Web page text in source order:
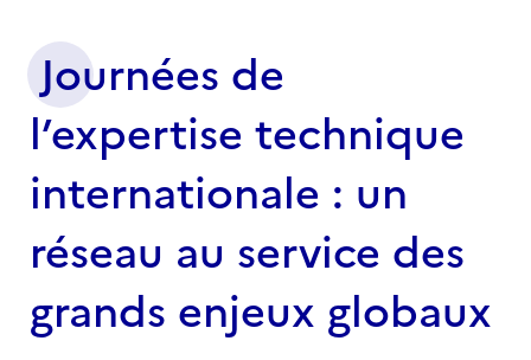
Journées de
l’expertise technique
internationale : un
réseau au service des
grands enjeux globaux